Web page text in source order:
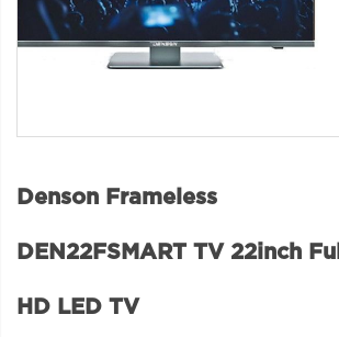
Denson Frameless
DEN22FSMART TV 22inch Full
HD LED TV